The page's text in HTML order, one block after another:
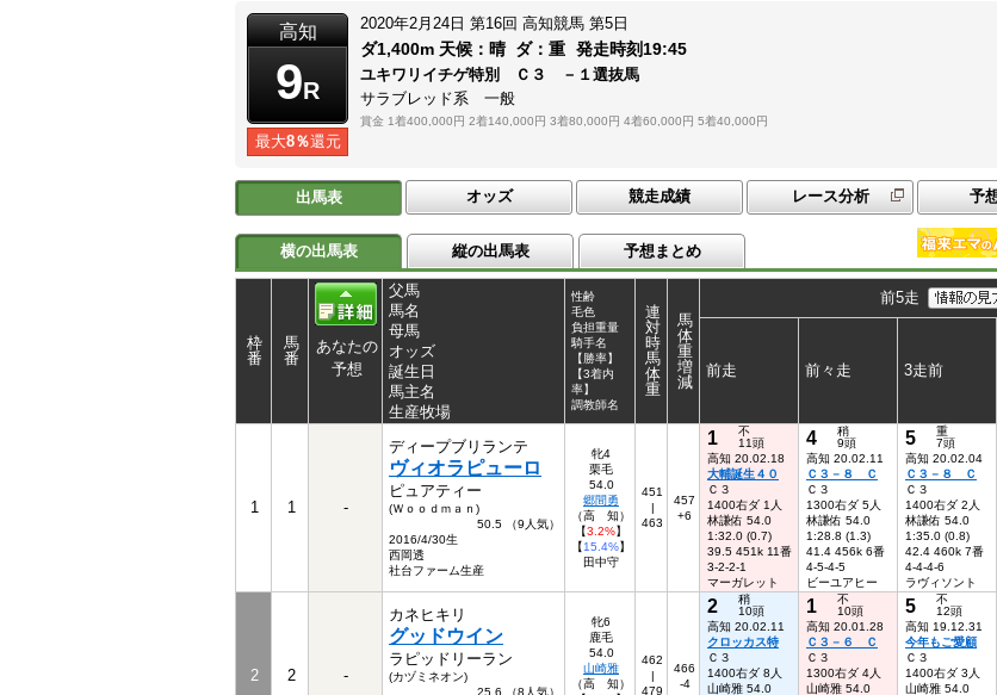
高知
9R
最大8％還元
2020年2月24日 第16回 高知競馬 第5日
ダ1,400m 天候： 晴 ダ：重 発走時刻19:45
ユキワリイチゲ特別 Ｃ３ －１選抜馬
サラブレッド系 一般
賞金 1着400,000円 2着140,000円 3着80,000円 4着60,000円 5着40,000円
出馬表 オッズ 競走成績 レース分析 予
横の出馬表 縦の出馬表 予想まとめ
枠
番
馬
番
あなたの
予想
父馬
馬名
母馬
オッズ
誕生日
馬主名
生産牧場
性齢
毛色
負担重量
騎手名
【勝率】
【3着内
率】
調教師名
連
対
時
馬
体
重
馬
体
重
増
減
前5走
前走 前々走 3走前
1 1 -
ディープブリランテ
ヴィオラピューロ
ピュアティー
(Ｗｏｏｄｍａｎ)
50.5 （9人気）
2016/4/30生
西岡透
社台ファーム生産
牝4
栗毛
54.0
郷間勇
（高 知）
【3.2%】
【15.4%】
田中守
451
|
463
457
+6
1
不
11頭
高知 20.02.18
大輔誕生４０
Ｃ３
1400右ダ 1人
林謙佑 54.0
1:32.0 (0.7)
39.5 451k 11番
3-2-2-1
マーガレット
4
稍
9頭
高知 20.02.11
Ｃ３－８ Ｃ
Ｃ３
1300右ダ 5人
林謙佑 54.0
1:28.8 (1.3)
41.4 456k 6番
4-5-4-5
ビーユアヒー
5
重
7頭
高知 20.02.04
Ｃ３－８ Ｃ
Ｃ３
1400右ダ 2人
林謙佑 54.0
1:35.0 (0.8)
42.4 460k 7番
4-4-4-6
ラヴィソント
2 2 -
カネヒキリ
グッドウイン
ラピッドリーラン
(カヅミネオン)
25.6 （8人気）
牝6
鹿毛
54.0
山崎雅
（高 知）
462
|
479
466
-4
2
稍
10頭
高知 20.02.11
クロッカス特
Ｃ３
1400右ダ 8人
山崎雅 54.0
1
不
10頭
高知 20.01.28
Ｃ３－６ Ｃ
Ｃ３
1300右ダ 4人
山崎雅 54.0
5
不
12頭
高知 19.12.31
今年もご愛顧
Ｃ３
1400右ダ 3人
山崎雅 54.0